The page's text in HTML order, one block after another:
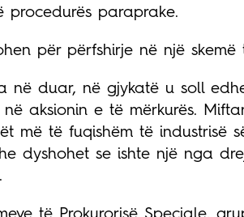
procedurës paraprake.
për përfshirje në një
në duar, në gjykatë u soll
aksionin e të mërkurës.
më të fuqishëm të industrisë
dyshohet se ishte një nga